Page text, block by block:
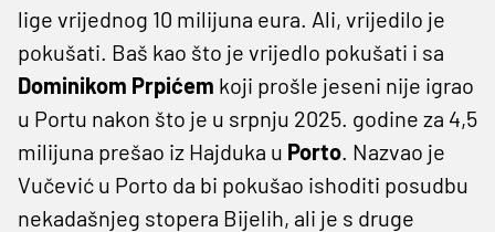
lige vrijednog 10 milijuna eura. Ali, vrijedilo je
pokušati. Baš kao što je vrijedlo pokušati i sa
Dominikom Prpićem koji prošle jeseni nije igrao
u Portu nakon što je u srpnju 2025. godine za 4,5
milijuna prešao iz Hajduka u Porto. Nazvao je
Vučević u Porto da bi pokušao ishoditi posudbu
nekadašnjeg stopera Bijelih, ali je s druge